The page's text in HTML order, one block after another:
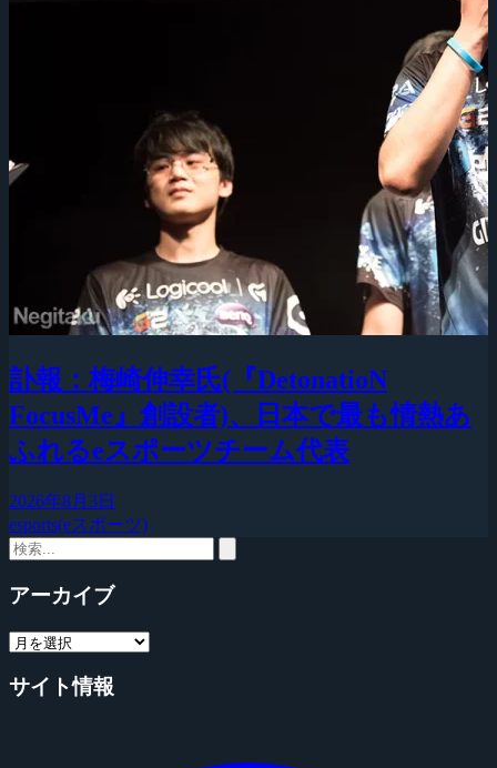
訃報：梅崎伸幸氏(『DetonatioN
FocusMe』創設者)、日本で最も情熱あ
ふれるeスポーツチーム代表
2026年8月3日
esports(eスポーツ)
アーカイブ
サイト情報